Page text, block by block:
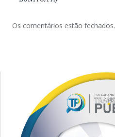
Os comentários estão fechados.